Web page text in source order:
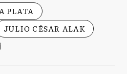
PLATA
JULIO CÉSAR ALAK